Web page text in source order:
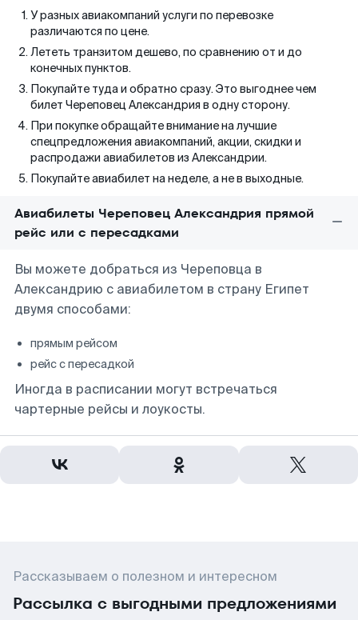
У разных авиакомпаний услуги по перевозке
различаются по цене.
Лететь транзитом дешево, по сравнению от и до
конечных пунктов.
Покупайте туда и обратно сразу. Это выгоднее чем
билет Череповец Александрия в одну сторону.
При покупке обращайте внимание на лучшие
спецпредложения авиакомпаний, акции, скидки и
распродажи авиабилетов из Александрии.
Покупайте авиабилет на неделе, а не в выходные.
Авиабилеты Череповец Александрия прямой
рейс или с пересадками
Вы можете добраться из Череповца в
Александрию с авиабилетом в страну Египет
двумя способами:
прямым рейсом
рейс с пересадкой
Иногда в расписании могут встречаться
чартерные рейсы и лоукосты.
Рассказываем о полезном и интересном
Рассылка с выгодными предложениями